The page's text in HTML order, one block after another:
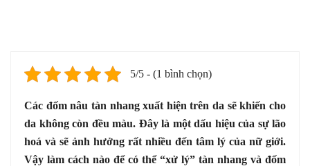
5/5 - (1 bình chọn)
Các đốm nâu tàn nhang xuất hiện trên da sẽ khiến cho
da không còn đều màu. Đây là một dấu hiệu của sự lão
hoá và sẽ ảnh hưởng rất nhiều đến tâm lý của nữ giới.
Vậy làm cách nào để có thể “xử lý” tàn nhang và đốm